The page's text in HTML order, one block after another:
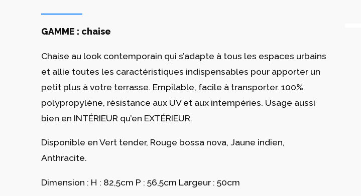
GAMME : chaise
Chaise au look contemporain qui s’adapte à tous les espaces urbains
et allie toutes les caractéristiques indispensables pour apporter un
petit plus à votre terrasse. Empilable, facile à transporter. 100%
polypropylène, résistance aux UV et aux intempéries. Usage aussi
bien en INTÉRIEUR qu’en EXTÉRIEUR.
Disponible en Vert tender, Rouge bossa nova, Jaune indien,
Anthracite.
Dimension : H : 82,5cm P : 56,5cm Largeur : 50cm